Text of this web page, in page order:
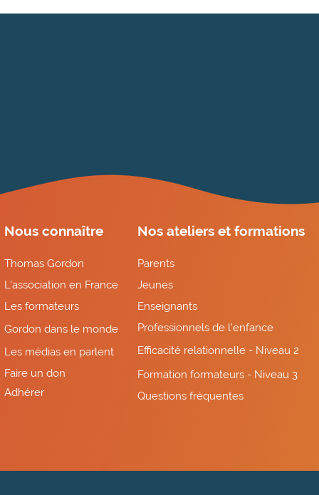
Nos ateliers et formations
Parents
Jeunes
Enseignants
Professionnels de l'enfance
Efficacité relationnelle - Niveau 2
Formation formateurs - Niveau 3
Questions fréquentes
Nous connaître
Thomas Gordon
L'association en France
Les formateurs
Gordon dans le monde
Les médias en parlent
Adhérer
Faire un don